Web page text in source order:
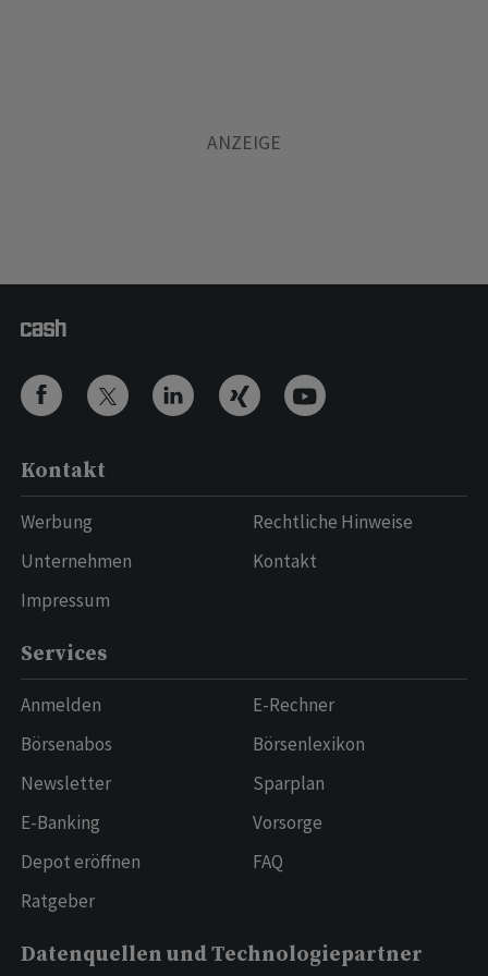
Kontakt
Werbung
Unternehmen
Impressum
Rechtliche Hinweise
Kontakt
Services
Anmelden
Börsenabos
Newsletter
E-Banking
Depot eröffnen
Ratgeber
E-Rechner
Börsenlexikon
Sparplan
Vorsorge
FAQ
Datenquellen und Technologiepartner